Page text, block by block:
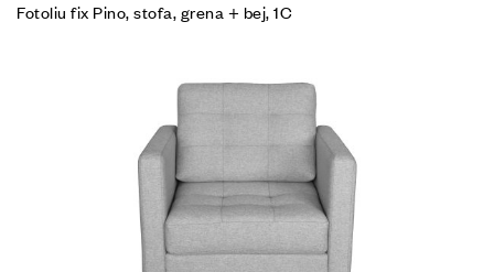
Fotoliu fix Pino, stofa, grena + bej, 1C